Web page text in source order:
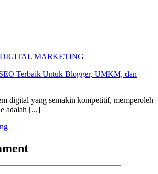
DIGITAL MARKETING
Terbaik Untuk Blogger, UMKM, dan
digital yang semakin kompetitif, memperoleh
adalah [...]